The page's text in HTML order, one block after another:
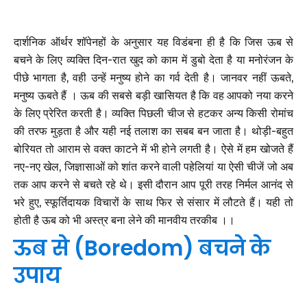
दार्शनिक ऑर्थर शॉपेनहों के अनुसार यह विडंबना ही है कि जिस ऊब से
बचने के लिए व्यक्ति दिन-रात खुद को काम में डुबो देता है या मनोरंजन के
पीछे भागता है, वही उन्हें मनुष्य होने का गर्व देती है। जानवर नहीं ऊबते,
मनुष्य ऊबते हैं । ऊब की सबसे बड़ी खासियत है कि वह आपको नया करने
के लिए प्रेरित करती है। व्यक्ति पिछली चीज से हटकर अन्य किसी रोमांच
की तरफ मुड़ता है और यही नई तलाश का सबब बन जाता है। थोड़ी-बहुत
बोरियत तो आराम से वक्त काटने में भी होने लगती है। ऐसे में हम खोजते हैं
नए-नए खेल, जिज्ञासाओं को शांत करने वाली पहेलियां या ऐसी चीजें जो अब
तक आप करने से बचते रहे थे। इसी दौरान आप पूरी तरह निर्मल आनंद से
भरे हुए, स्फूर्तिदायक विचारों के साथ फिर से संसार में लौटते हैं। यही तो
होती है ऊब को भी अस्त्र बना लेने की मानवीय तरकीब ।।
ऊब से (Boredom) बचने के
उपाय